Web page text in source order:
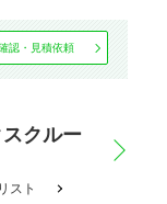
認・見積依頼
クルー
スト